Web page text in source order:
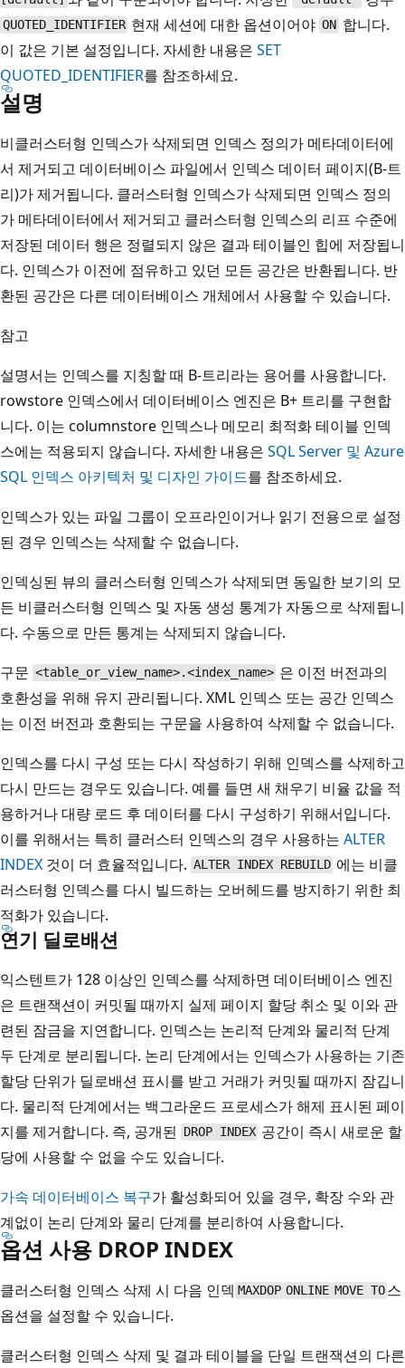
QUOTED_IDENTIFIER 현재 세션에 대한 옵션이어야ON합니다.
이 값은 기본 설정입니다. 자세한 내용은 SET
QUOTED_IDENTIFIER를 참조하세요.
설명
비클러스터형 인덱스가 삭제되면 인덱스 정의가 메타데이터에
서 제거되고 데이터베이스 파일에서 인덱스 데이터 페이지(B-트
리)가 제거됩니다. 클러스터형 인덱스가 삭제되면 인덱스 정의
가 메타데이터에서 제거되고 클러스터형 인덱스의 리프 수준에
저장된 데이터 행은 정렬되지 않은 결과 테이블인 힙에 저장됩니
다. 인덱스가 이전에 점유하고 있던 모든 공간은 반환됩니다. 반
환된 공간은 다른 데이터베이스 개체에서 사용할 수 있습니다.
참고
설명서는 인덱스를 지칭할 때 B-트리라는 용어를 사용합니다.
rowstore 인덱스에서 데이터베이스 엔진은 B+ 트리를 구현합
니다. 이는 columnstore 인덱스나 메모리 최적화 테이블 인덱
스에는 적용되지 않습니다. 자세한 내용은 SQL Server 및 Azure
SQL 인덱스 아키텍처 및 디자인 가이드를 참조하세요.
인덱스가 있는 파일 그룹이 오프라인이거나 읽기 전용으로 설정
된 경우 인덱스는 삭제할 수 없습니다.
인덱싱된 뷰의 클러스터형 인덱스가 삭제되면 동일한 보기의 모
든 비클러스터형 인덱스 및 자동 생성 통계가 자동으로 삭제됩니
다. 수동으로 만든 통계는 삭제되지 않습니다.
구문 <table_or_view_name>.<index_name> 은 이전 버전과의
호환성을 위해 유지 관리됩니다. XML 인덱스 또는 공간 인덱스
는 이전 버전과 호환되는 구문을 사용하여 삭제할 수 없습니다.
인덱스를 다시 구성 또는 다시 작성하기 위해 인덱스를 삭제하고
다시 만드는 경우도 있습니다. 예를 들면 새 채우기 비율 값을 적
용하거나 대량 로드 후 데이터를 다시 구성하기 위해서입니다.
이를 위해서는 특히 클러스터 인덱스의 경우 사용하는 ALTER
INDEX 것이 더 효율적입니다. ALTER INDEX REBUILD 에는 비클
러스터형 인덱스를 다시 빌드하는 오버헤드를 방지하기 위한 최
적화가 있습니다.
연기 딜로배션
익스텐트가 128 이상인 인덱스를 삭제하면 데이터베이스 엔진
은 트랜잭션이 커밋될 때까지 실제 페이지 할당 취소 및 이와 관
련된 잠금을 지연합니다. 인덱스는 논리적 단계와 물리적 단계
두 단계로 분리됩니다. 논리 단계에서는 인덱스가 사용하는 기존
할당 단위가 딜로배션 표시를 받고 거래가 커밋될 때까지 잠깁니
다. 물리적 단계에서는 백그라운드 프로세스가 해제 표시된 페이
지를 제거합니다. 즉, 공개된
DROP INDEX 공간이 즉시 새로운 할
당에 사용할 수 없을 수도 있습니다.
가속 데이터베이스 복구가 활성화되어 있을 경우, 확장 수와 관
계없이 논리 단계와 물리 단계를 분리하여 사용합니다.
옵션 사용 DROP INDEX
클러스터형 인덱스 삭제 시 다음 인덱 MAXDOP ONLINE MOVE TO 스
옵션을 설정할 수 있습니다.
클러스터형 인덱스 삭제 및 결과 테이블을 단일 트랜잭션의 다른